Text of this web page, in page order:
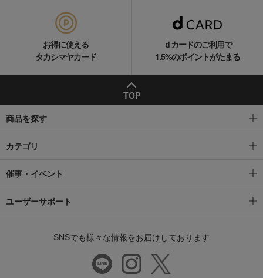
お得に使える
タカシマヤカード
ｄカードのご利用で
1.5%のポイントがたまる
TOP
商品を探す
カテゴリ
催事・イベント
ユーザーサポート
SNSでも様々な情報をお届けしております